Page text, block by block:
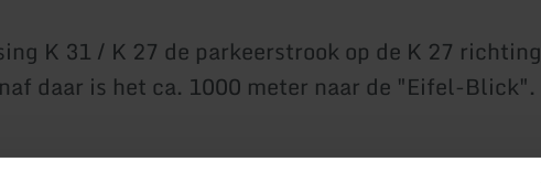
K 31 / K 27 de parkeerstrook op de K 27 richting
daar is het ca. 1000 meter naar de "Eifel-Blick".